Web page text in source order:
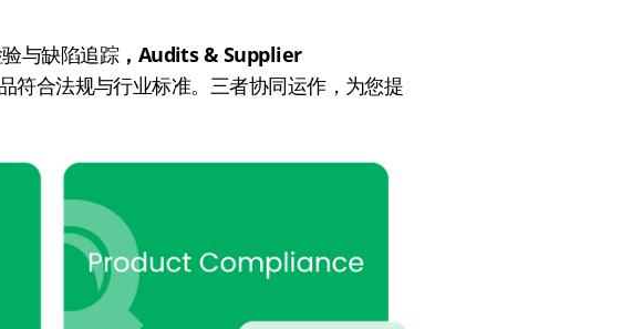
与缺陷追踪，Audits & Supplier
符合法规与行业标准。三者协同运作，为您提